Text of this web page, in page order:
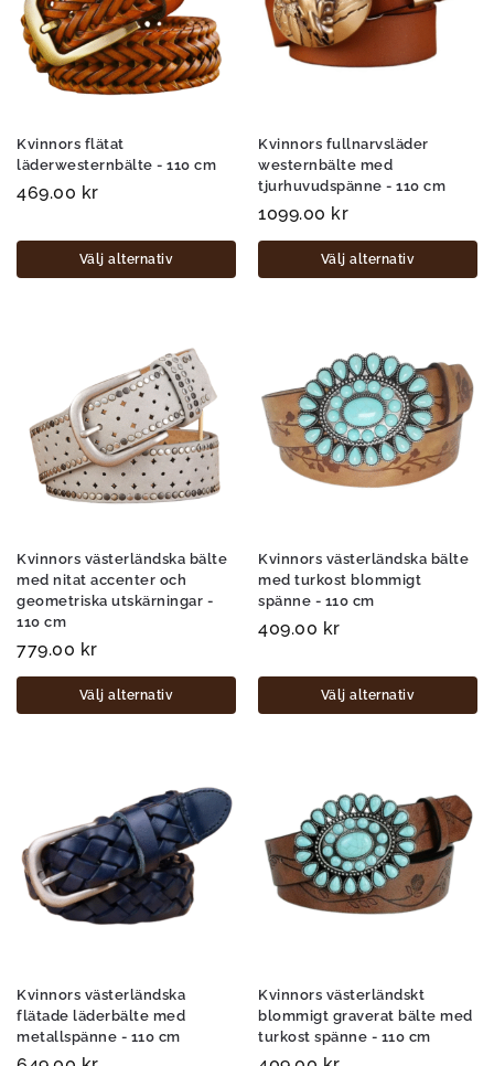
Kvinnors flätat
läderwesternbälte - 110 cm
469.00 kr
Välj alternativ
Kvinnors fullnarvsläder
westernbälte med
tjurhuvudspänne - 110 cm
1099.00 kr
Välj alternativ
Kvinnors västerländska bälte
med nitat accenter och
geometriska utskärningar -
110 cm
779.00 kr
Välj alternativ
Kvinnors västerländska bälte
med turkost blommigt
spänne - 110 cm
409.00 kr
Välj alternativ
Kvinnors västerländska
flätade läderbälte med
metallspänne - 110 cm
Kvinnors västerländskt
blommigt graverat bälte med
turkost spänne - 110 cm